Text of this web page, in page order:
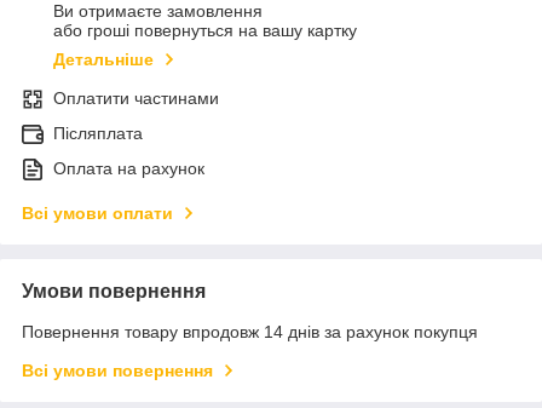
Ви отримаєте замовлення
або гроші повернуться на вашу картку
Детальніше
Оплатити частинами
Післяплата
Оплата на рахунок
Всі умови оплати
Умови повернення
Повернення товару впродовж 14 днів за рахунок покупця
Всі умови повернення